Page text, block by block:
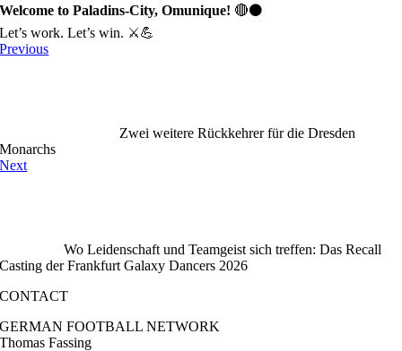
Welcome to Paladins-City, Omunique! 🔴⚫️
Let’s work. Let’s win. ⚔️💪
Previous
Zwei weitere Rückkehrer für die Dresden
Monarchs
Next
Wo Leidenschaft und Teamgeist sich treffen: Das Recall
Casting der Frankfurt Galaxy Dancers 2026
CONTACT
GERMAN FOOTBALL NETWORK
Thomas Fassing